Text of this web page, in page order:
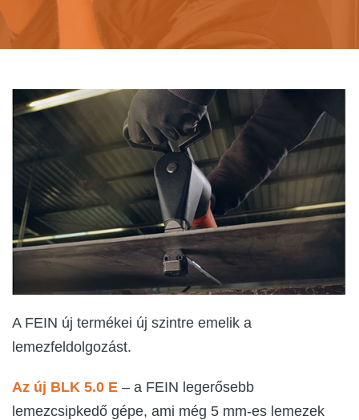
A FEIN új termékei új szintre emelik a
lemezfeldolgozást.
Az új BLK 5.0 E – a FEIN legerősebb
lemezcsipkedő gépe, ami még 5 mm-es lemezek